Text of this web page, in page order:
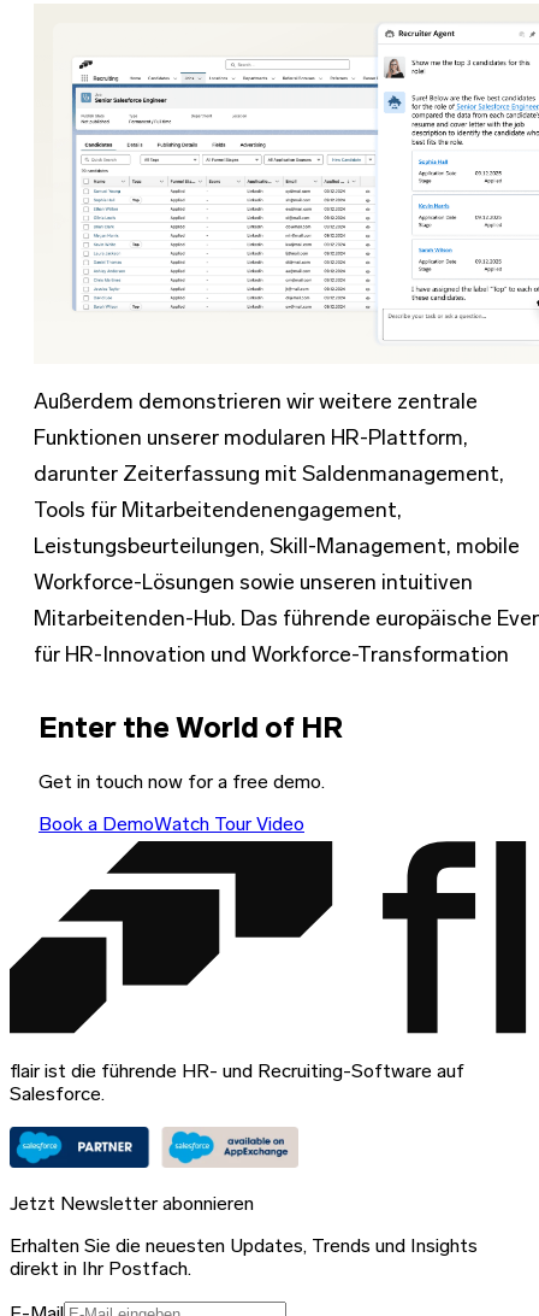
Außerdem demonstrieren wir weitere zentrale
Funktionen unserer modularen HR-Plattform,
darunter Zeiterfassung mit Saldenmanagement,
Tools für Mitarbeitendenengagement,
Leistungsbeurteilungen, Skill-Management, mobile
Workforce-Lösungen sowie unseren intuitiven
Mitarbeitenden-Hub. Das führende europäische
für HR-Innovation und Workforce-Transformation
Enter the World of HR
Get in touch now for a free demo.
Book a DemoWatch Tour Video
flair ist die führende HR- und Recruiting-Software auf
Salesforce.
Jetzt Newsletter abonnieren
Erhalten Sie die neuesten Updates, Trends und Insights
direkt in Ihr Postfach.